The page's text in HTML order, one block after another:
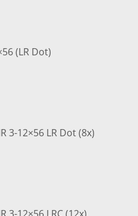
(LR Dot)
3-12×56 LR Dot (8x)